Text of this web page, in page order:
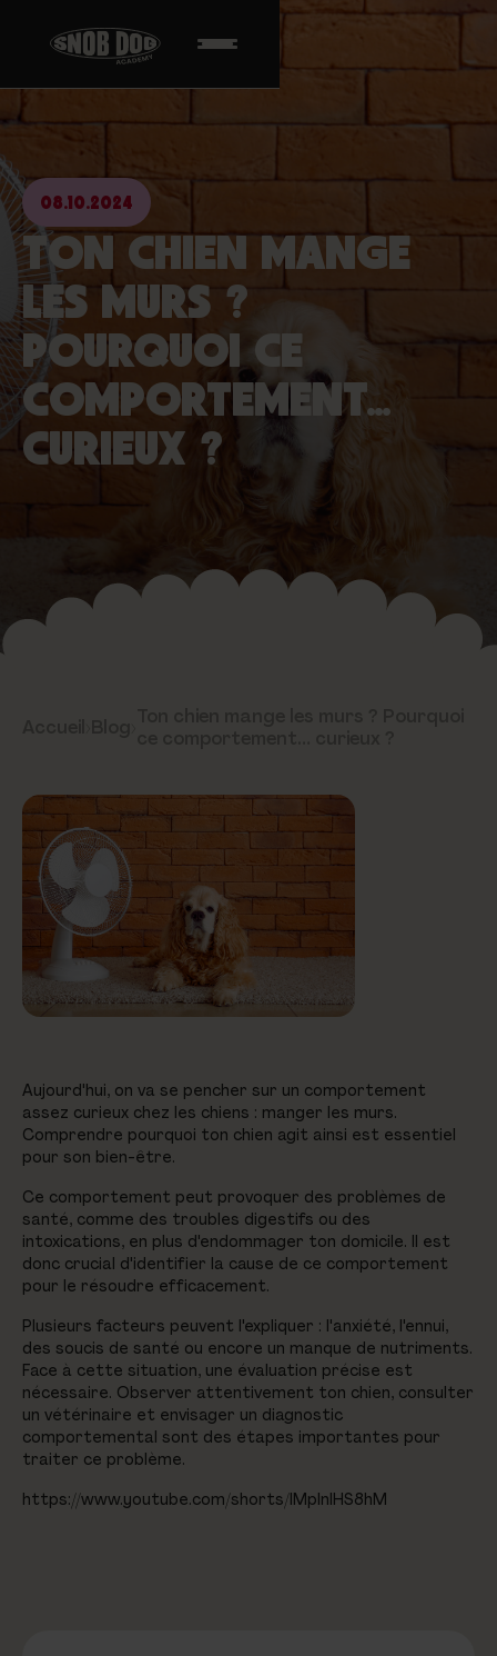
08.10.2024
TON CHIEN MANGE
LES MURS ?
POURQUOI CE
COMPORTEMENT…
CURIEUX ?
Aujourd'hui, on va se pencher sur un comportement
assez curieux chez les chiens : manger les murs.
Comprendre pourquoi ton chien agit ainsi est essentiel
pour son bien-être.
Ce comportement peut provoquer des problèmes de
santé, comme des troubles digestifs ou des
intoxications, en plus d'endommager ton domicile. Il est
donc crucial d'identifier la cause de ce comportement
pour le résoudre efficacement.
Plusieurs facteurs peuvent l'expliquer : l'anxiété, l'ennui,
des soucis de santé ou encore un manque de nutriments.
Face à cette situation, une évaluation précise est
nécessaire. Observer attentivement ton chien, consulter
un vétérinaire et envisager un diagnostic
comportemental sont des étapes importantes pour
traiter ce problème.
https://www.youtube.com/shorts/lMpInIHS8hM